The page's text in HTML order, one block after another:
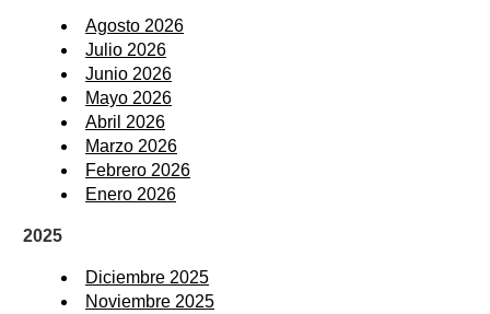
Agosto 2026
Julio 2026
Junio 2026
Mayo 2026
Abril 2026
Marzo 2026
Febrero 2026
Enero 2026
2025
Diciembre 2025
Noviembre 2025